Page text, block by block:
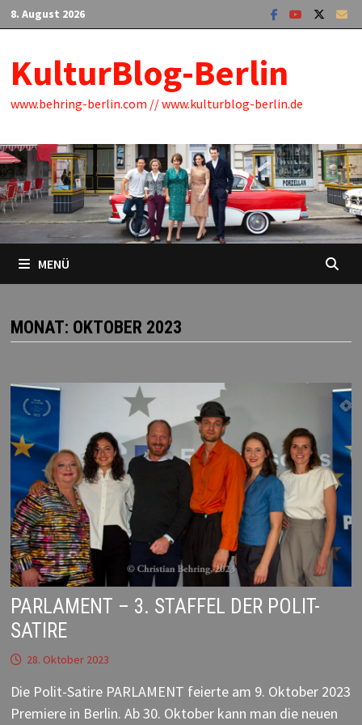
Zum
Inhalt
8. August 2026
KulturBlog-Berlin
www.behring-berlin.com // www.kulturblog-berlin.de
MENÜ
MONAT: OKTOBER 2023
PARLAMENT – 3. STAFFEL DER POLIT-
SATIRE
28. Oktober 2023
Die Polit-Satire PARLAMENT feierte am 9. Oktober 2023
Premiere in Berlin. Ab 30. Oktober kann man die neuen